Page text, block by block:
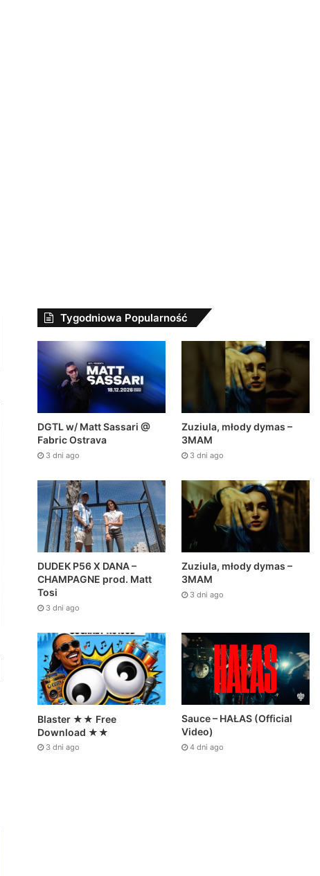
Polski Hip
5 dni ago
TEDE – WUJOT / prod.
#30 w karcie na czasie!!!
3 dni ago
Zuziula, młody dymas – 3MAM
3 dni ago
Tygodniowa Popularność
DGTL w/ Matt Sassari @
Fabric Ostrava
3 dni ago
Zuziula, młody dymas –
3MAM
3 dni ago
DUDEK P56 X DANA –
CHAMPAGNE prod. Matt
Tosi
3 dni ago
Zuziula, młody dymas –
3MAM
3 dni ago
Blaster ★★ Free
Download ★★
3 dni ago
Sauce – HAŁAS (Official
Video)
4 dni ago